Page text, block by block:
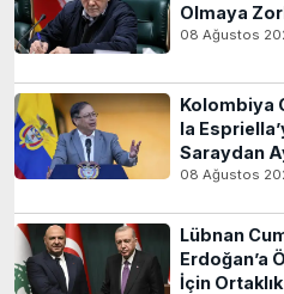
Olmaya
08 Ağustos
Kolombiya
la
Saraydan
08 Ağustos
Lübnan
Erdoğan’a
İçin